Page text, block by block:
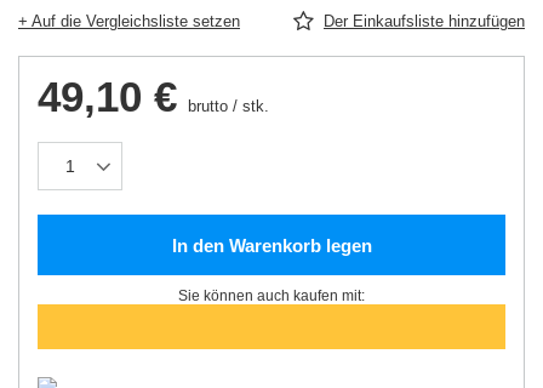
+ Auf die Vergleichsliste setzen Der Einkaufsliste hinzufügen
49,10 € brutto / stk.
In den Warenkorb legen
Sie können auch kaufen mit: